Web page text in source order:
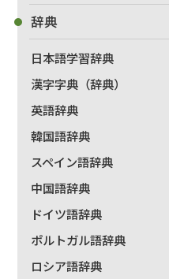
出版社名で絞り込む
著者名で絞り込む
辞典
日本語学習辞典
漢字字典（辞典）
英語辞典
韓国語辞典
スペイン語辞典
中国語辞典
ドイツ語辞典
ポルトガル語辞典
ロシア語辞典